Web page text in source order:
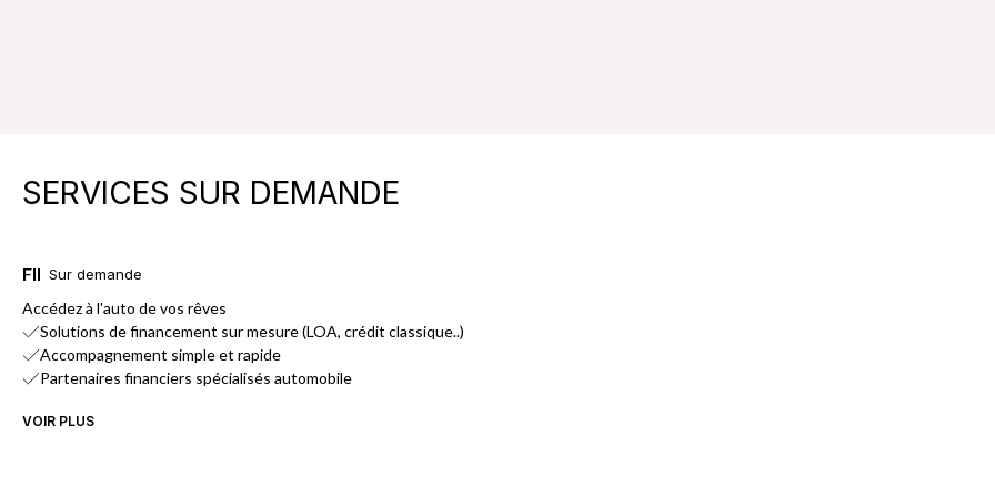
SERVICES SUR DEMANDE
Sur demande
FINANCEMENT
Accédez à l'auto de vos rêves
Solutions de financement sur mesure (LOA, crédit classique..)
Accompagnement simple et rapide
Partenaires financiers spécialisés automobile
VOIR PLUS